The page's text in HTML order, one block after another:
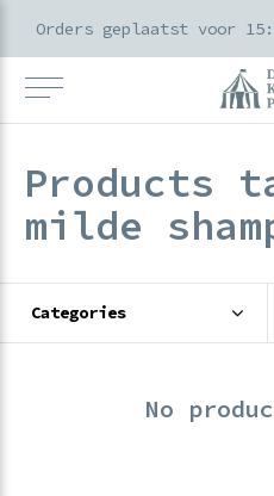
Products
milde
Categories
No